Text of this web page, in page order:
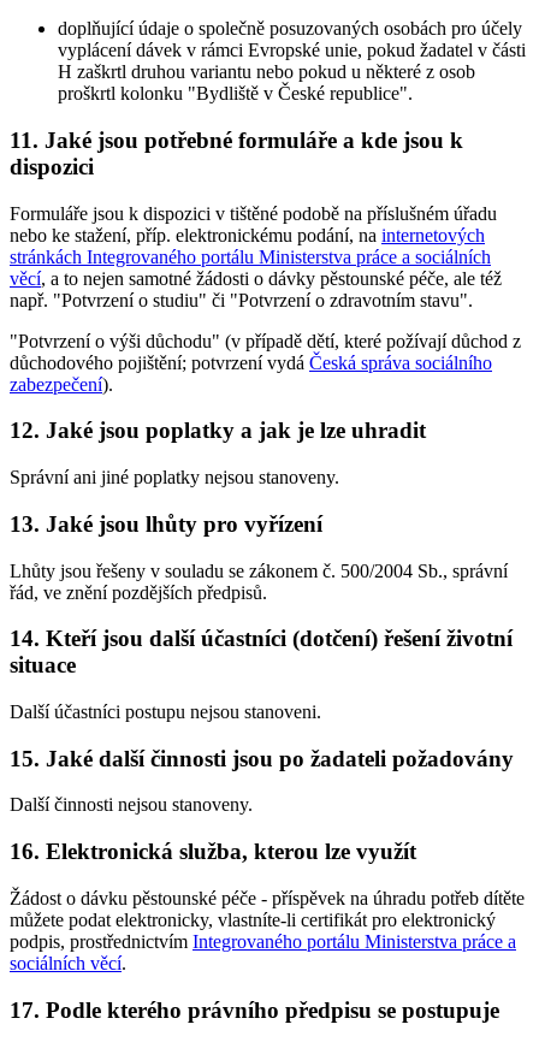
doplňující údaje o společně posuzovaných osobách pro účely
vyplácení dávek v rámci Evropské unie, pokud žadatel v části
H zaškrtl druhou variantu nebo pokud u některé z osob
proškrtl kolonku "Bydliště v České republice".
11. Jaké jsou potřebné formuláře a kde jsou k
dispozici
Formuláře jsou k dispozici v tištěné podobě na příslušném úřadu
nebo ke stažení, příp. elektronickému podání, na internetových
stránkách Integrovaného portálu Ministerstva práce a sociálních
věcí, a to nejen samotné žádosti o dávky pěstounské péče, ale též
např. "Potvrzení o studiu" či "Potvrzení o zdravotním stavu".
"Potvrzení o výši důchodu" (v případě dětí, které požívají důchod z
důchodového pojištění; potvrzení vydá Česká správa sociálního
zabezpečení).
12. Jaké jsou poplatky a jak je lze uhradit
Správní ani jiné poplatky nejsou stanoveny.
13. Jaké jsou lhůty pro vyřízení
Lhůty jsou řešeny v souladu se zákonem č. 500/2004 Sb., správní
řád, ve znění pozdějších předpisů.
14. Kteří jsou další účastníci (dotčení) řešení životní
situace
Další účastníci postupu nejsou stanoveni.
15. Jaké další činnosti jsou po žadateli požadovány
Další činnosti nejsou stanoveny.
16. Elektronická služba, kterou lze využít
Žádost o dávku pěstounské péče - příspěvek na úhradu potřeb dítěte
můžete podat elektronicky, vlastníte-li certifikát pro elektronický
podpis, prostřednictvím Integrovaného portálu Ministerstva práce a
sociálních věcí.
17. Podle kterého právního předpisu se postupuje